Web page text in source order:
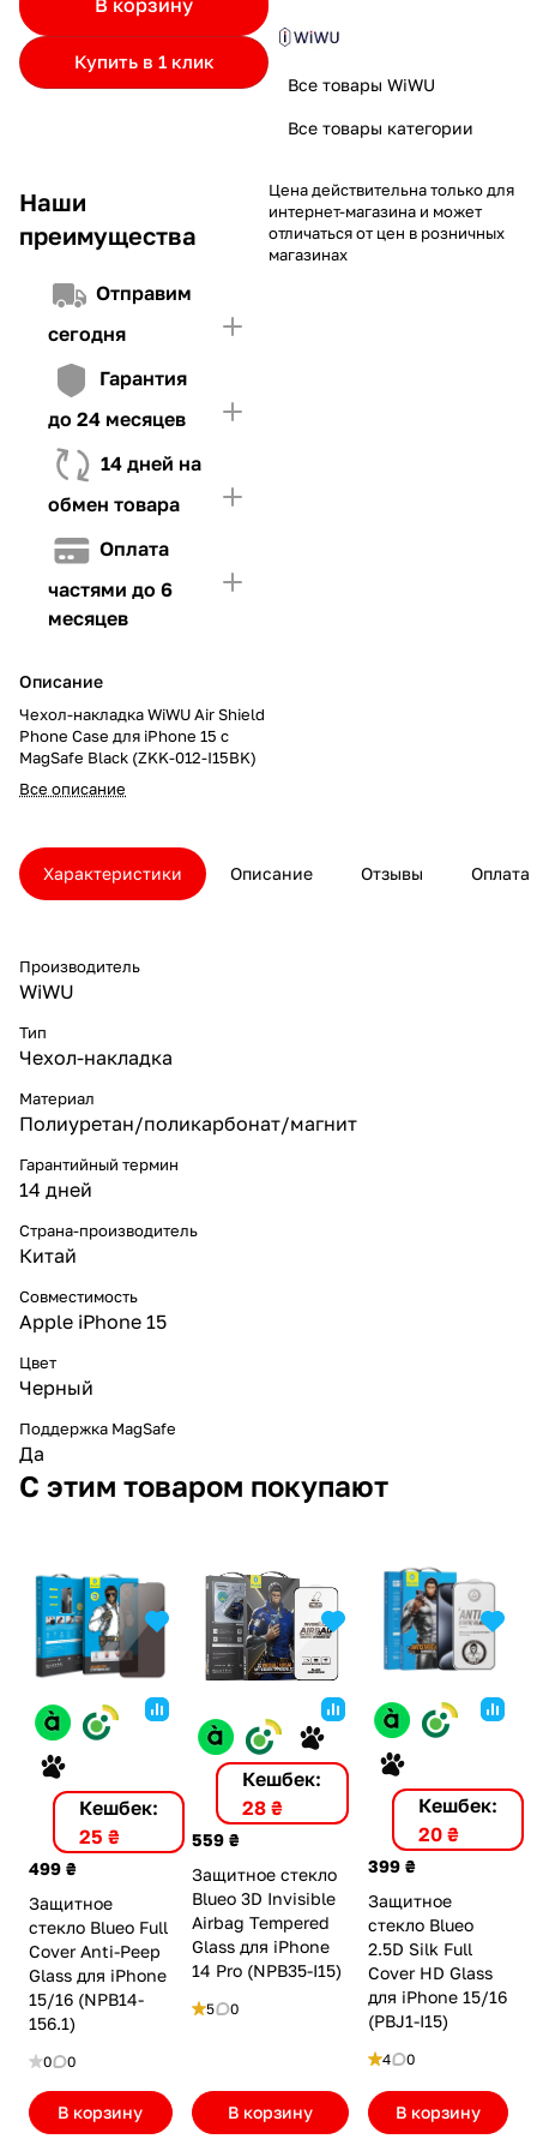
Купить в 1 клик
Наши
преимущества
Отправим
сегодня
Гарантия
до 24 месяцев
14 дней на
обмен товара
Оплата
частями до 6
месяцев
Описание
Чехол-накладка WiWU Air Shield
Phone Case для iPhone 15 с
MagSafe Black (ZKK-012-I15BK)
Все описание
и Первого взноса (в случае необходимости)
Если лимит ниже стоимости товара, недостающую
сумму нужно внести Первым взносом
4. Иметь достаточно средств для внесения первой части платежа
Все товары WiWU
Все товары категории
Цена действительна только для
интернет-магазина и может
отличаться от цен в розничных
магазинах
Характеристики Описание Отзывы Оплата
Производитель
WiWU
Тип
Чехол-накладка
Материал
Полиуретан/поликарбонат/магнит
Гарантийный термин
14 дней
Страна-производитель
Китай
Совместимость
Apple iPhone 15
Цвет
Черный
Поддержка MagSafe
Да
С этим товаром покупают
Кешбек:
25 ₴
499 ₴
Защитное
стекло Blueo Full
Cover Anti-Peep
Glass для iPhone
15/16 (NPB14-
156.1)
0 0
В корзину
Кешбек:
28 ₴
559 ₴
Защитное стекло
Blueo 3D Invisible
Airbag Tempered
Glass для iPhone
14 Pro (NPB35-I15)
5 0
В корзину
Кешбек:
20 ₴
399 ₴
Защитное
стекло Blueo
2.5D Silk Full
Cover HD Glass
для iPhone 15/16
(PBJ1-I15)
4 0
В корзину